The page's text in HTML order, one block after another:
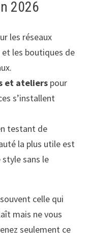
2026
les réseaux
et les boutiques de
et atelierspour
s’installent
testant de
la plus utile est
sans le
celle qui
mais ne vous
seulement ce